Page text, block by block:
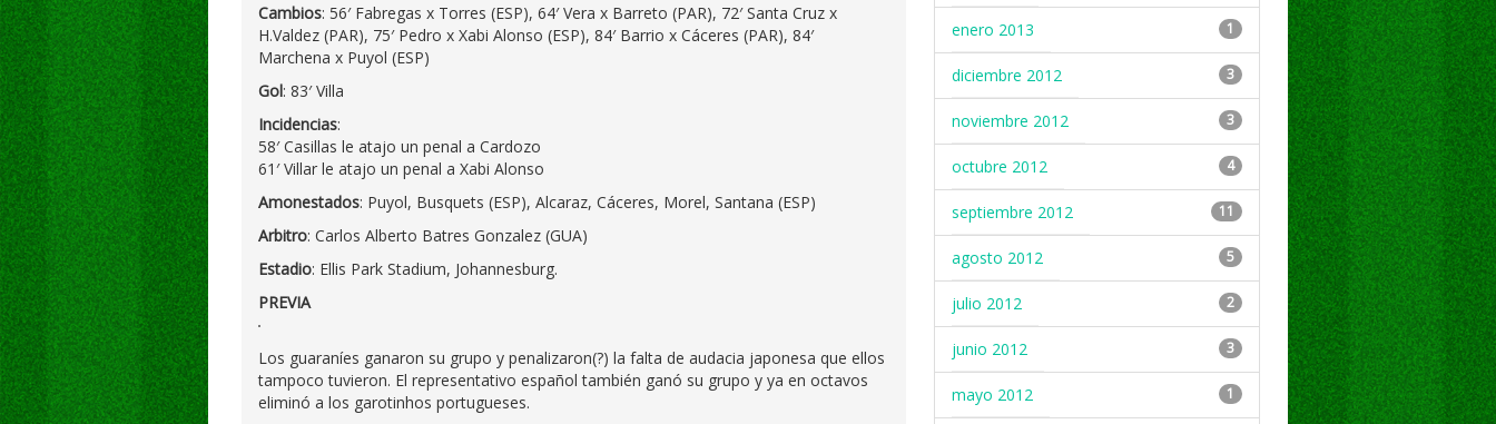
Cambios: 56′ Fabregas x Torres (ESP), 64′ Vera x Barreto (PAR), 72′ Santa Cruz x
H.Valdez (PAR), 75′ Pedro x Xabi Alonso (ESP), 84′ Barrio x Cáceres (PAR), 84′
Marchena x Puyol (ESP)
Gol: 83′ Villa
Incidencias:
58′ Casillas le atajo un penal a Cardozo
61′ Villar le atajo un penal a Xabi Alonso
Amonestados: Puyol, Busquets (ESP), Alcaraz, Cáceres, Morel, Santana (ESP)
Arbitro: Carlos Alberto Batres Gonzalez (GUA)
Estadio: Ellis Park Stadium, Johannesburg.
PREVIA
Los guaraníes ganaron su grupo y penalizaron(?) la falta de audacia japonesa que ellos
tampoco tuvieron. El representativo español también ganó su grupo y ya en octavos
eliminó a los garotinhos portugueses.
enero 2013 1
diciembre 2012 3
noviembre 2012 3
octubre 2012 4
septiembre 2012 11
agosto 2012 5
julio 2012 2
junio 2012 3
mayo 2012 1